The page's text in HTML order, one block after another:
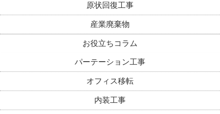
原状回復工事
産業廃棄物
お役立ちコラム
パーテーション工事
オフィス移転
内装工事